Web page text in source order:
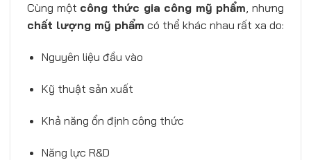
Cùng một công thức gia công mỹ phẩm, nhưng
chất lượng mỹ phẩm có thể khác nhau rất xa do:
Nguyên liệu đầu vào
Kỹ thuật sản xuất
Khả năng ổn định công thức
Năng lực R&D